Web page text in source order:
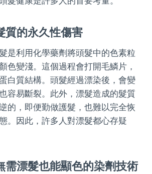
質的永久性傷害
是利用化學藥劑將頭髮中的色素粒
色變淺。這個過程會打開毛鱗片，
白質結構。頭髮經過漂染後，會變
容易斷裂。此外，漂髮造成的髮質
的，即便勤做護髮，也難以完全恢
。因此，許多人對漂髮都心存疑
需漂髮也能顯色的染劑技術